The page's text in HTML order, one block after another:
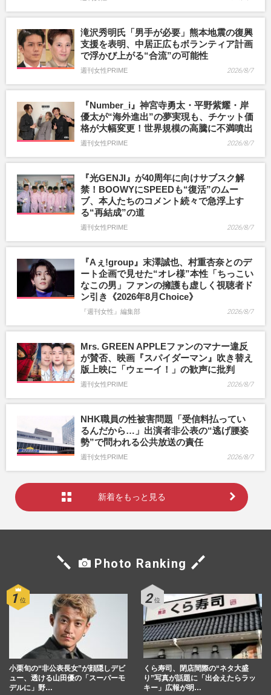
滝沢秀明氏「男手が必要」熊本地震の復興
支援を表明、中居正広もボランティア計画
で浮かび上がる“合流”の可能性
週刊女性PRIME 2026/8/7
『Number_i』神宮寺勇太・平野紫耀・岸
優太が“海外進出”の夢実現も、チケット価
格が大幅変更！世界規模の高騰に不満噴出
週刊女性PRIME 2026/8/7
『光GENJI』が40周年に向けサブスク解
禁！BOOWYにSPEEDも“復活”のムー
ブ、本人たちのコメント続々で急浮上す
る“再結成”の道
週刊女性PRIME 2026/8/7
『Aぇ!group』末澤誠也、村重杏奈とのデ
ート企画で見せた“オレ様”本性「ちっこい
なこの男」ファンの擁護も虚しく視聴者ド
ン引き《2026年8月Choice》
『週刊女性』編集部 2026/8/7
Mrs. GREEN APPLEファンのマナー違反
が賛否、映画『スパイダーマン』吹き替え
版上映に「ウェーイ！」の歓声に批判
週刊女性PRIME 2026/8/7
NHK職員の性被害問題「受信料払ってい
るんだから…」出演者非公表の“逃げ腰姿
勢”で問われる公共放送の責任
週刊女性PRIME 2026/8/7
新着をもっと見る
Photo Ranking
小栗旬の“非公表長女”が顔隠しデビ
ュー、透ける山田優の「スーパーモ
デルに」野…
くら寿司、閉店間際の“ネタ大盛
り”写真が話題に「出会えたらラッ
キー」広報が明…